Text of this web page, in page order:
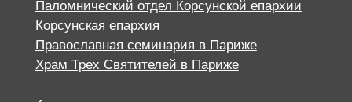
Паломнический отдел Корсунской епархии
Корсунская епархия
Православная семинария в Париже
Храм Трех Святителей в Париже